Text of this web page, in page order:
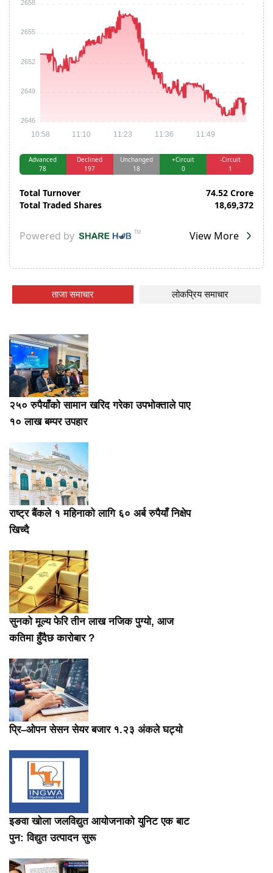
ताजा समाचार लोकप्रिय समाचार
२५० रुपैयाँको सामान खरिद गरेका उपभोक्ताले पाए
१० लाख बम्पर उपहार
राष्ट्र बैंकले १ महिनाको लागि ६० अर्ब रुपैयाँ निक्षेप
खिच्दै
सुनको मूल्य फेरि तीन लाख नजिक पुग्यो, आज
कतिमा हुँदैछ कारोबार ?
प्रि–ओपन सेसन सेयर बजार १.२३ अंकले घट्यो
इङवा खोला जलविद्युत आयोजनाको युनिट एक बाट
पुन: विद्युत उत्पादन सुरू